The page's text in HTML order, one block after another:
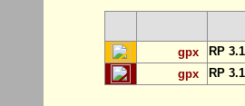
gpx
RP
gpx
RP